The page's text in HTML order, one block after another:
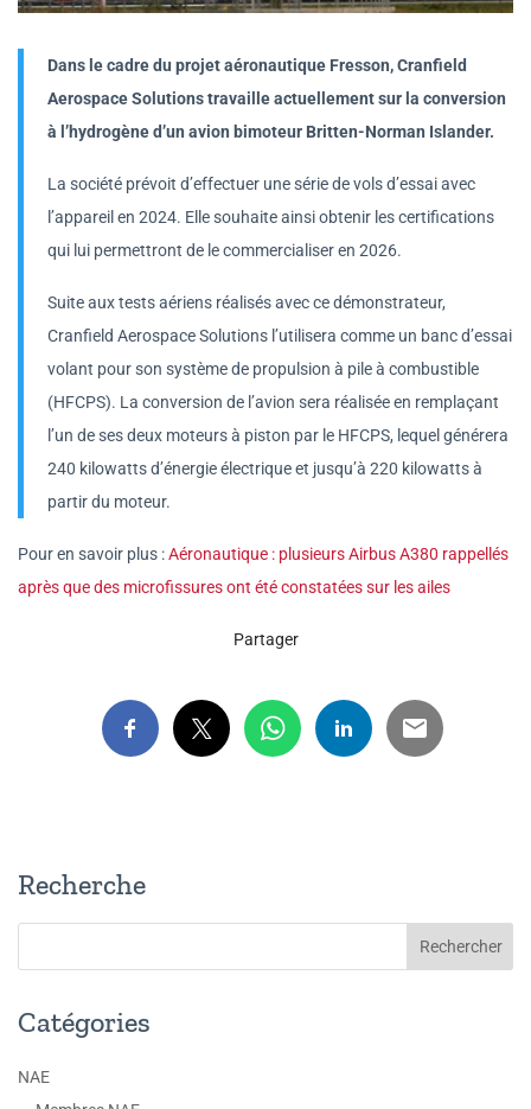
Dans le cadre du projet aéronautique Fresson, Cranfield
Aerospace Solutions travaille actuellement sur la conversion
à l’hydrogène d’un avion bimoteur Britten-Norman Islander.
La société prévoit d’effectuer une série de vols d’essai avec
l’appareil en 2024. Elle souhaite ainsi obtenir les certifications
qui lui permettront de le commercialiser en 2026.
Suite aux tests aériens réalisés avec ce démonstrateur,
Cranfield Aerospace Solutions l’utilisera comme un banc d’essai
volant pour son système de propulsion à pile à combustible
(HFCPS). La conversion de l’avion sera réalisée en remplaçant
l’un de ses deux moteurs à piston par le HFCPS, lequel générera
240 kilowatts d’énergie électrique et jusqu’à 220 kilowatts à
partir du moteur.
Pour en savoir plus :Aéronautique : plusieurs Airbus A380 rappellés
après que des microfissures ont été constatées sur les ailes
Partager
Recherche
Catégories
NAE